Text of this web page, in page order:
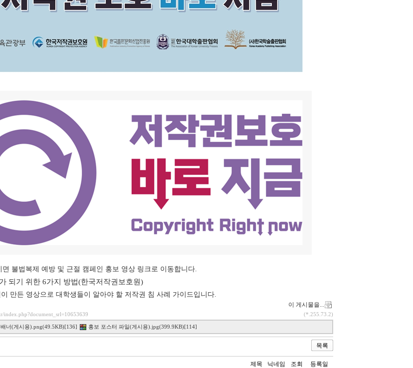
면 불법복제 예방 및 근절 캠페인 홍보 영상 링크로 이동합니다.
되기 위한 6가지 방법(한국저작권보호원)
만든 영상으로 대학생들이 알아야 할 저작권 침 사례 가이드입니다.
이 게시물을...
index.php?document_srl=10653639 (*.255.73.2)
너(게시용).png(49.5KB)[136] 홍보 포스터 파일(게시용).jpg(399.9KB)[114]
목록
제목 닉네임 조회 등록일